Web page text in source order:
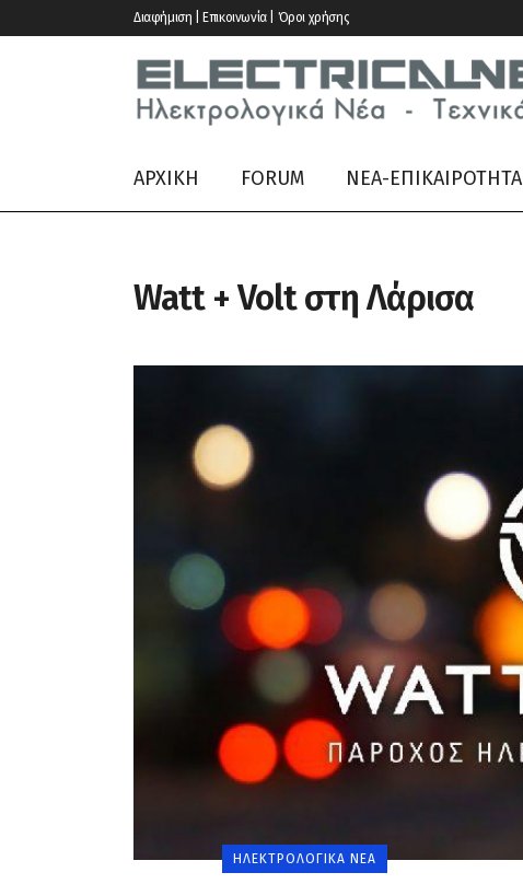
Διαφήμιση | Επικοινωνία | Όροι χρήσης
ΑΡΧΙΚΗ FORUM ΝΕΑ-ΕΠΙΚΑΙΡΟΤΗΤΑ
Watt + Volt στη Λάρισα
ΗΛΕΚΤΡΟΛΟΓΙΚΆ ΝΈΑ